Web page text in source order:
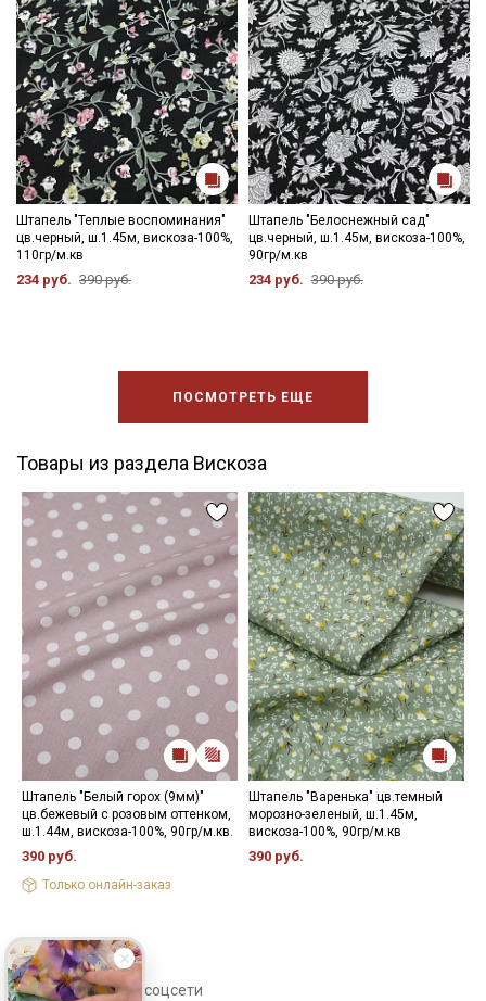
Штапель "Теплые воспоминания"
цв.черный, ш.1.45м, вискоза-100%,
110гр/м.кв
234 руб. 390 руб.
Штапель "Белоснежный сад"
цв.черный, ш.1.45м, вискоза-100%,
90гр/м.кв
234 руб. 390 руб.
ПОСМОТРЕТЬ ЕЩЕ
Товары из раздела Вискоза
Штапель "Белый горох (9мм)"
цв.бежевый с розовым оттенком,
ш.1.44м, вискоза-100%, 90гр/м.кв.
390 руб.
Только онлайн-заказ
Штапель "Варенька" цв.темный
морозно-зеленый, ш.1.45м,
вискоза-100%, 90гр/м.кв
390 руб.
Сохраните себе в соцсети